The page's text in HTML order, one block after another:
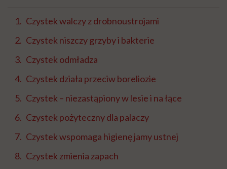
Czystek walczy z drobnoustrojami
Czystek niszczy grzyby i bakterie
Czystek odmładza
Czystek działa przeciw boreliozie
Czystek – niezastąpiony w lesie i na łące
Czystek pożyteczny dla palaczy
Czystek wspomaga higienę jamy ustnej
Czystek zmienia zapach